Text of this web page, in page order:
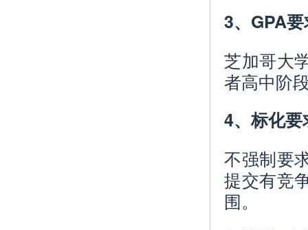
3、GPA
芝加哥大
者高中阶
4、标化要
不强制要
提交有竞
围。